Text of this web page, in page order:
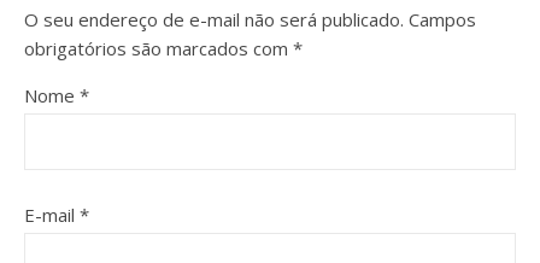
O seu endereço de e-mail não será publicado. Campos
obrigatórios são marcados com *
Nome *
E-mail *